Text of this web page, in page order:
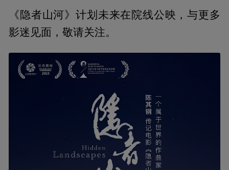
《隐者山河》计划未来在院线公映，与更多
影迷见面，敬请关注。